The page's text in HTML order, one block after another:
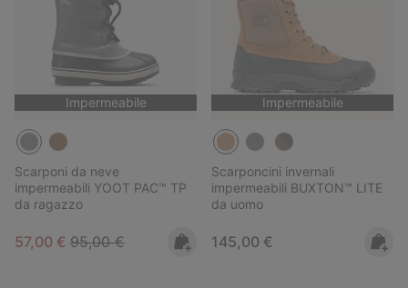
Impermeabile
Scarponi da neve
impermeabili YOOT PAC™ TP
da ragazzo
Sale price:
57,00 € Regular price:
95,00 €
Impermeabile
Scarponcini invernali
impermeabili BUXTON™ LITE
da uomo
Regular price:
145,00 €